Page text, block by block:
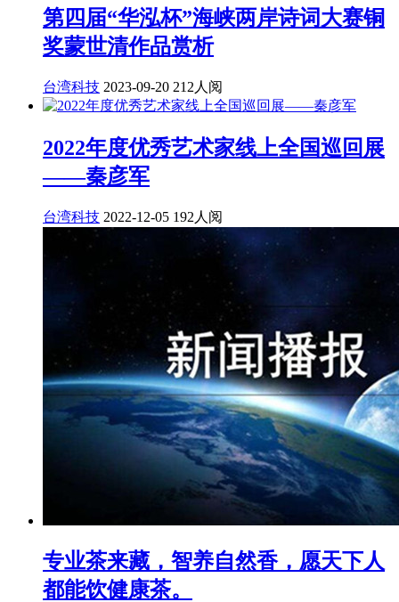
第四届“华泓杯”海峡两岸诗词大赛铜
奖蒙世清作品赏析
台湾科技 2023-09-20 212人阅
2022年度优秀艺术家线上全国巡回展
——秦彦军
台湾科技 2022-12-05 192人阅
专业茶来藏，智养自然香，愿天下人
都能饮健康茶。